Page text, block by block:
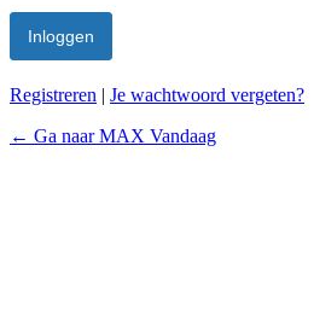
Registreren | Je wachtwoord vergeten?
← Ga naar MAX Vandaag